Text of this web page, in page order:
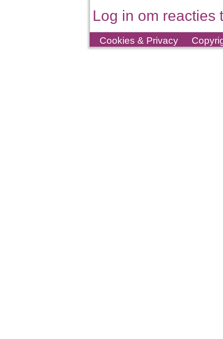
Log in om reacties
Cookies & Privacy